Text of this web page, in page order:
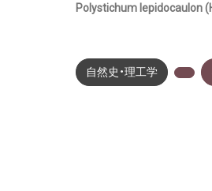
Polystichum lepidocaulon
自然史・理工学